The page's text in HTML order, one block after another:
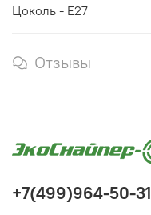
Цоколь - Е27
Отзывы
+7(499)964-50-31